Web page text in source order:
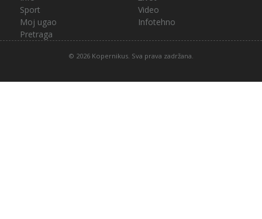
Sport
Video
Moj ugao
Infotehno
Pretraga
© 2026 Kopernikus. Sva prava zadržana.